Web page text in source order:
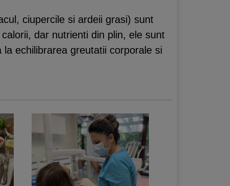
ciupercile si ardeii grasi) sunt
dar nutrienti din plin, ele sunt
echilibrarea greutatii corporale si